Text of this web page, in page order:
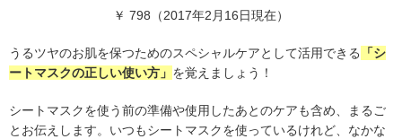
￥ 798（2017年2月16日現在）
うるツヤのお肌を保つためのスペシャルケアとして活用できる
「シ
ートマスクの正しい使い方」 を覚えましょう！
シートマスクを使う前の準備や使用したあとのケアも含め、まるご
とお伝えします。いつもシートマスクを使っているけれど、なかな